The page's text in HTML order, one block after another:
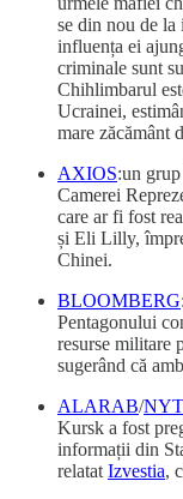
se din nou de la
influența ei
criminale sunt
Chihlimbarul
Ucrainei,
mare zăcământ
AXIOS:un
Camerei
care ar fi fost
și Eli Lilly,
Chinei.
BLOOMBERG
Pentagonului
resurse militare
sugerând că
ALARAB/
Kursk a fost
informații din
relatat Izvestia,